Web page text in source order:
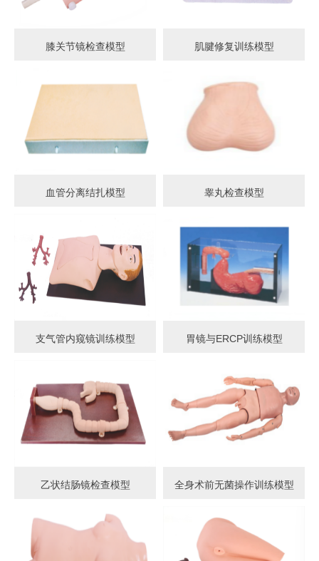
膝关节镜检查模型 肌腱修复训练模型
血管分离结扎模型 睾丸检查模型
支气管内窥镜训练模型 胃镜与ERCP训练模型
乙状结肠镜检查模型 全身术前无菌操作训练模型